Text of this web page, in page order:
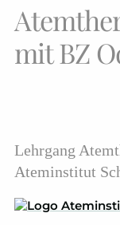
mit BZ
Lehrgang
Ateminstitut